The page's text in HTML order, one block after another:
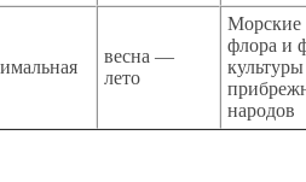
весна —
лето
Морские
флора и
культуры
народов